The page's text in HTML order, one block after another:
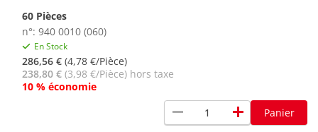
60 Pièces
n°: 940 0010 (060)
En Stock
286,56 € (4,78 €/Pièce)
238,80 € (3,98 €/Pièce) hors taxe
10 % économie
remove add Panier